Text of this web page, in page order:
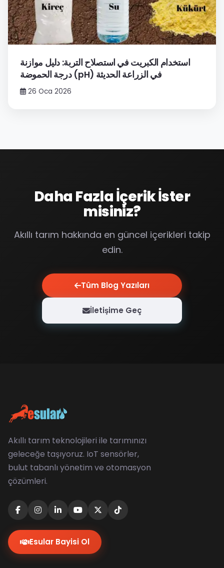
استخدام الكبريت في استصلاح التربة: دليل موازنة
درجة الحموضة (pH) في الزراعة الحديثة
26 Oca 2026
Daha Fazla İçerik İster
misiniz?
Akıllı tarım hakkında en güncel içerikleri takip
edin.
Tüm Blog Yazıları
İletişime Geç
Akıllı tarım teknolojileri ile tarımınızı
geleceğe taşıyoruz. IoT sensörler,
bulut tabanlı yönetim ve otomasyon
çözümleri.
Esular Bayisi Ol